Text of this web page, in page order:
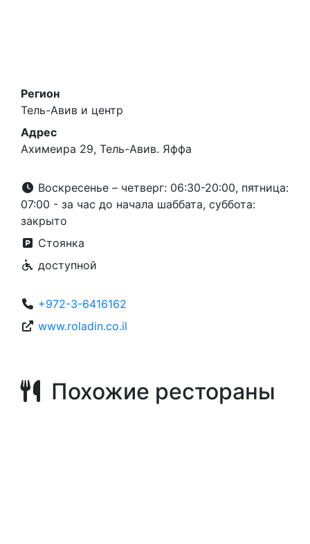
Регион
Тель-Авив и центр
Адрес
Ахимеира 29, Тель-Авив. Яффа
Воскресенье – четверг: 06:30-20:00, пятница:
07:00 - за час до начала шаббата, суббота:
закрыто
Стоянка
доступной
+972-3-6416162
www.roladin.co.il
Похожие рестораны